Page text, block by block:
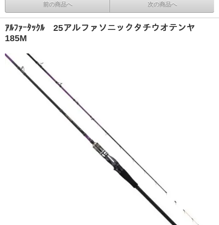
前の商品へ 次の商品へ
ｱﾙﾌｧｰﾀｯｸﾙ 25アルファソニックタチウオテンヤ
185M